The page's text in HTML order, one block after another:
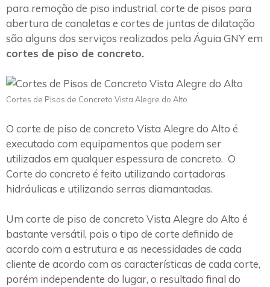
para remoção de piso industrial, corte de pisos para
abertura de canaletas e cortes de juntas de dilatação
são alguns dos serviços realizados pela Águia GNY em
cortes de piso de concreto.
Cortes de Pisos de Concreto Vista Alegre do Alto
O corte de piso de concreto Vista Alegre do Alto é
executado com equipamentos que podem ser
utilizados em qualquer espessura de concreto. O
Corte do concreto é feito utilizando cortadoras
hidráulicas e utilizando serras diamantadas.
Um corte de piso de concreto Vista Alegre do Alto é
bastante versátil, pois o tipo de corte definido de
acordo com a estrutura e as necessidades de cada
cliente de acordo com as características de cada corte,
porém independente do lugar, o resultado final do